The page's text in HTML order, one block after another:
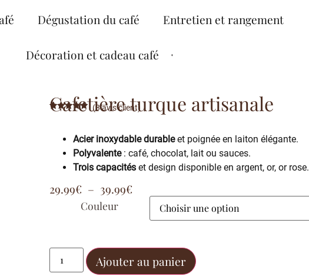
Dégustation du café Entretien et rangement
Décoration et cadeau café
Cafetière turque artisanale
notations
(3avis client)
Acier inoxydable durableet poignée en laiton élégante.
Polyvalente: café, chocolat, lait ou sauces.
Trois capacitéset design disponible en argent, or, or rose.
29.99€ – 39.99€
Couleur
Ajouter au panier